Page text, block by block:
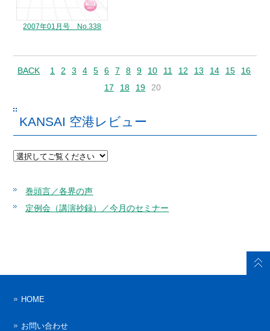
2007年01月号 No.338
BACK 1 2 3 4 5 6 7 8 9 10 11 12 13 14 15
16
17
18 19 20
KANSAI 空港レビュー
巻頭言／各界の声
定例会（講演抄録）／今月のセミナー
HOME
お問い合わせ